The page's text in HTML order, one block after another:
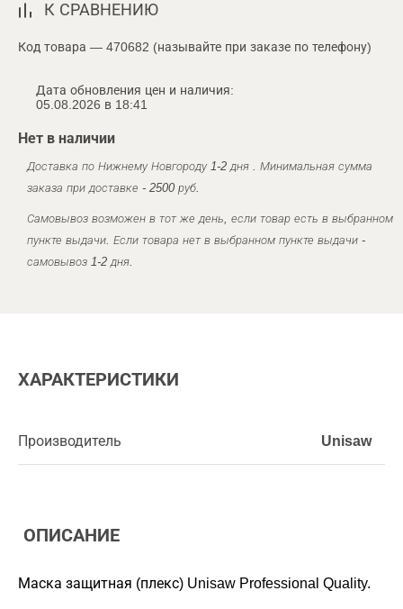
К СРАВНЕНИЮ
Код товара — 470682 (называйте при заказе по телефону)
Дата обновления цен и наличия:
05.08.2026 в 18:41
Нет в наличии
Доставка по Нижнему Новгороду 1-2 дня . Минимальная сумма
заказа при доставке - 2500 руб.
Самовывоз возможен в тот же день, если товар есть в выбранном
пункте выдачи. Если товара нет в выбранном пункте выдачи -
самовывоз 1-2 дня.
ХАРАКТЕРИСТИКИ
Производитель Unisaw
ОПИСАНИЕ
Маска защитная (плекс) Unisaw Professional Quality.